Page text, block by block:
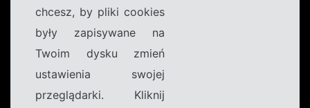
chcesz, by pliki cookies
były zapisywane na
Twoim dysku zmień
ustawienia swojej
przeglądarki. Kliknij